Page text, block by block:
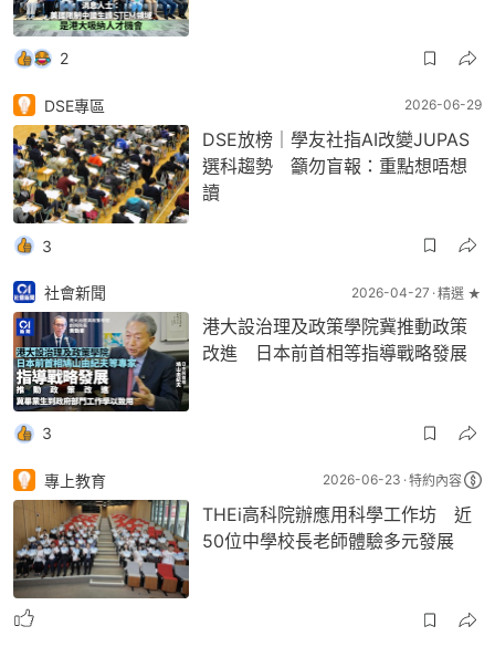
2
DSE專區 2026-06-29
DSE放榜｜學友社指AI改變JUPAS
選科趨勢 籲勿盲報：重點想唔想
讀
3
社會新聞 2026-04-27 精選 ★
港大設治理及政策學院冀推動政策
改進 日本前首相等指導戰略發展
3
專上教育 2026-06-23 特約內容
THEi高科院辦應用科學工作坊 近
50位中學校長老師體驗多元發展